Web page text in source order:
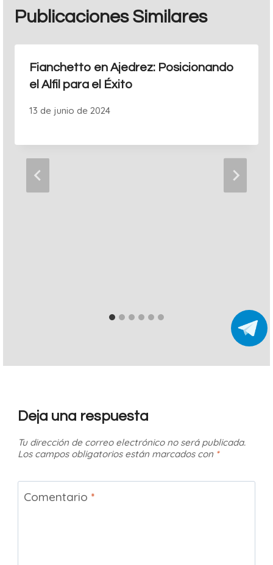
Publicaciones Similares
Fianchetto en Ajedrez: Posicionando
el Alfil para el Éxito
13 de junio de 2024
Deja una respuesta
Tu dirección de correo electrónico no será publicada.
Los campos obligatorios están marcados con *
Comentario *